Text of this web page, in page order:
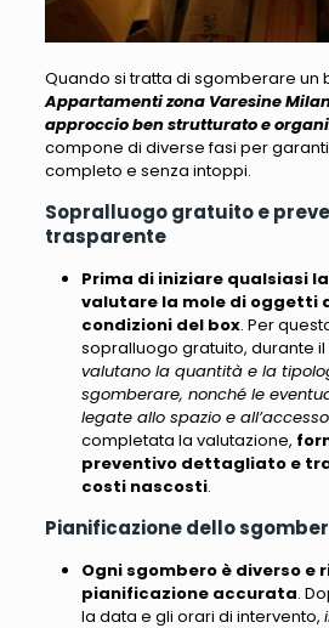
Quando si tratta di sgomberare un
Appartamenti zona Varesine
approccio ben strutturato e
compone di diverse fasi per
completo e senza intoppi.
Sopralluogo gratuito e
trasparente
Prima di iniziare qualsiasi
valutare la mole di oggetti
condizioni del box. Per
sopralluogo gratuito, durante
valutano la quantità e la
sgomberare, nonché le
legate allo spazio e
completata la valutazione,
preventivo dettagliato e
costi nascosti.
Pianificazione dello
Ogni sgombero è diverso e
pianificazione accurata.
la data e gli orari di intervento,